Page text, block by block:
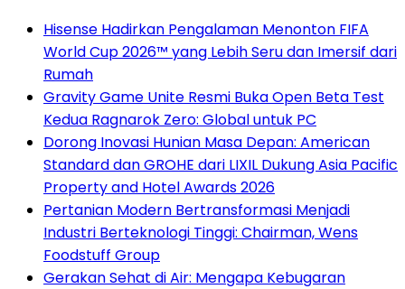
Hisense Hadirkan Pengalaman Menonton FIFA
World Cup 2026™ yang Lebih Seru dan Imersif dari
Rumah
Gravity Game Unite Resmi Buka Open Beta Test
Kedua Ragnarok Zero: Global untuk PC
Dorong Inovasi Hunian Masa Depan: American
Standard dan GROHE dari LIXIL Dukung Asia Pacific
Property and Hotel Awards 2026
Pertanian Modern Bertransformasi Menjadi
Industri Berteknologi Tinggi: Chairman, Wens
Foodstuff Group
Gerakan Sehat di Air: Mengapa Kebugaran